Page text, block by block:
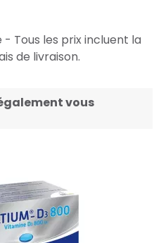
Tous les prix incluent la
de livraison.
vous